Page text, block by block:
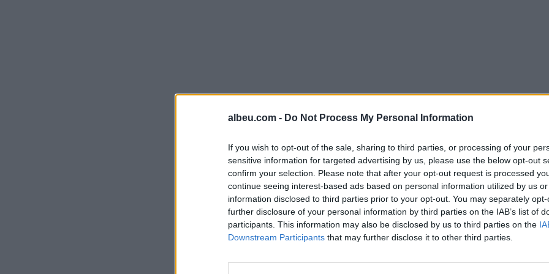
albeu.com - Do Not Process My Personal Information
If you wish to opt-out of the sale, sharing to third parties, or processing of your
sensitive information for targeted advertising by us, please use the below opt-out
confirm your selection. Please note that after your opt-out request is processed
continue seeing interest-based ads based on personal information utilized by us
information disclosed to third parties prior to your opt-out. You may separately
further disclosure of your personal information by third parties on the IAB’s list of
participants. This information may also be disclosed by us to third parties on the
Downstream Participants that may further disclose it to other third parties.